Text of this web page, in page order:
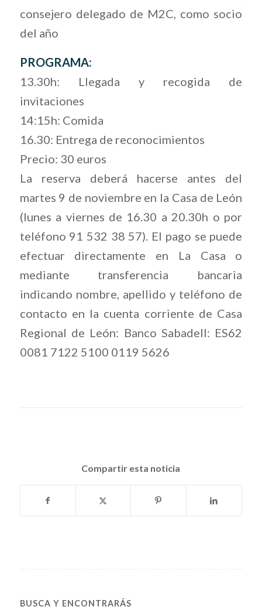
consejero delegado de M2C, como socio
del año
PROGRAMA:
13.30h: Llegada y recogida de
invitaciones
14:15h: Comida
16.30: Entrega de reconocimientos
Precio: 30 euros
La reserva deberá hacerse antes del
martes 9 de noviembre en la Casa de León
(lunes a viernes de 16.30 a 20.30h o por
teléfono 91 532 38 57). El pago se puede
efectuar directamente en La Casa o
mediante transferencia bancaria
indicando nombre, apellido y teléfono de
contacto en la cuenta corriente de Casa
Regional de León: Banco Sabadell: ES62
0081 7122 5100 0119 5626
Compartir esta noticia
BUSCA Y ENCONTRARÁS